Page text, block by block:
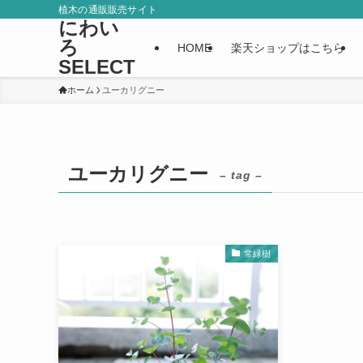
植木の通販販売サイト
にわい
ろ
SELECT
HOME 楽天ショップはこちら
ホーム ユーカリグニー
ユーカリグニー – tag –
常緑樹